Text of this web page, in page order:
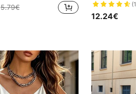
5.79€
12.24€